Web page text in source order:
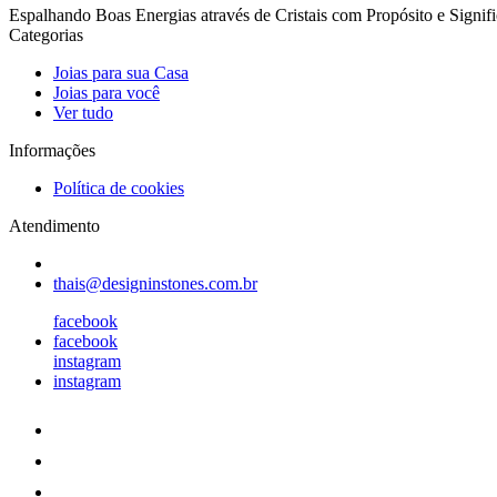
Espalhando Boas Energias através de Cristais com Propósito e
Categorias
Joias para sua Casa
Joias para você
Ver tudo
Informações
Política de cookies
Atendimento
thais@designinstones.com.br
facebook
facebook
instagram
instagram